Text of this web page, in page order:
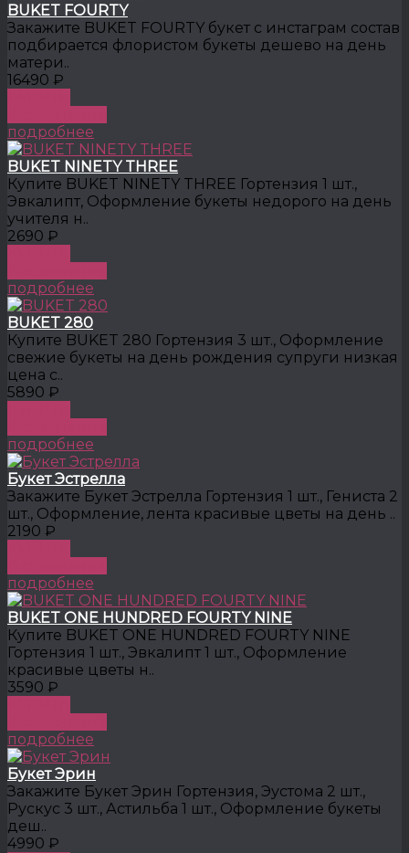
BUKET FOURTY
Закажите BUKET FOURTY букет с инстаграм состав
подбирается флористом букеты дешево на день
матери..
16490 ₽
подробнее
BUKET NINETY THREE
Купите BUKET NINETY THREE Гортензия 1 шт.,
Эвкалипт, Оформление букеты недорого на день
учителя н..
2690 ₽
подробнее
BUKET 280
Купите BUKET 280 Гортензия 3 шт., Оформление
свежие букеты на день рождения супруги низкая
цена с..
5890 ₽
подробнее
Букет Эстрелла
Закажите Букет Эстрелла Гортензия 1 шт., Гениста 2
шт., Оформление, лента красивые цветы на день ..
2190 ₽
подробнее
BUKET ONE HUNDRED FOURTY NINE
Купите BUKET ONE HUNDRED FOURTY NINE
Гортензия 1 шт., Эвкалипт 1 шт., Оформление
красивые цветы н..
3590 ₽
подробнее
Букет Эрин
Закажите Букет Эрин Гортензия, Эустома 2 шт.,
Рускус 3 шт., Астильба 1 шт., Оформление букеты
деш..
4990 ₽